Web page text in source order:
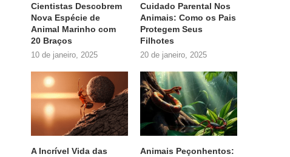
Cientistas Descobrem
Nova Espécie de
Animal Marinho com
20 Braços
10 de janeiro, 2025
Cuidado Parental Nos
Animais: Como os Pais
Protegem Seus
Filhotes
20 de janeiro, 2025
A Incrível Vida das
Animais Peçonhentos: